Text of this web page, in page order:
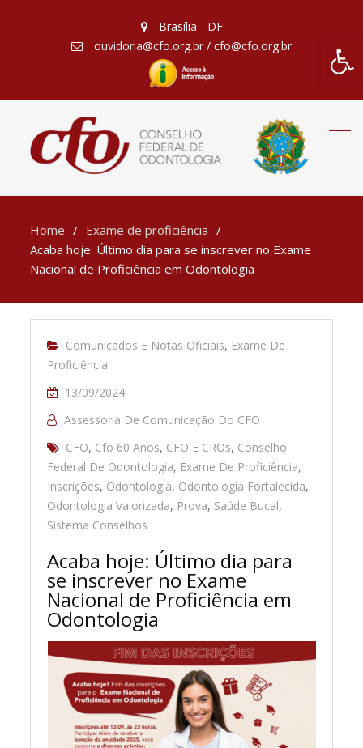
Barra
Brasília - DF
ouvidoria@cfo.org.br / cfo@cfo.org.br
Home
Exame de proficiência
Acaba hoje: Último dia para se inscrever no Exame
Nacional de Proficiência em Odontologia
Comunicados E Notas Oficiais, Exame De
Proficiência
13/09/2024
Assessoria De Comunicação Do CFO
CFO, Cfo 60 Anos, CFO E CROs, Conselho
Federal De Odontologia, Exame De Proficiência,
Inscrições, Odontologia, Odontologia Fortalecida,
Odontologia Valorizada, Prova, Saúde Bucal,
Sistema Conselhos
Acaba hoje: Último dia para
se inscrever no Exame
Nacional de Proficiência em
Odontologia